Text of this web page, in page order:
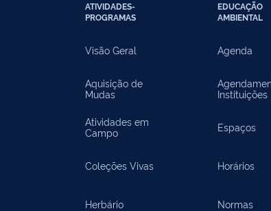
ATIVIDADES-
PROGRAMAS
Visão Geral
Aquisição de
Mudas
Atividades em
Campo
Coleções Vivas
Herbário
EDUCAÇÃO
AMBIENTAL
Agenda
Instituições
Espaços
Horários
Normas